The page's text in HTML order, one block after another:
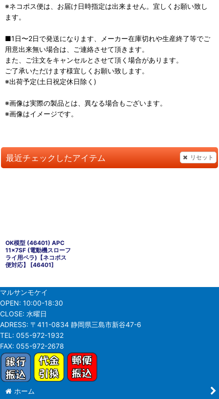
※ネコポス便は、お届け日時指定は出来ません。宜しくお願い致し
ます。
■1日〜2日で発送になります、メーカー在庫切れや生産終了等でご
用意出来無い場合は、ご連絡させて頂きます。
また、ご注文をキャンセルとさせて頂く場合があります。
ご了承いただけます様宜しくお願い致します。
※出荷予定(土日祝定休日除く)
※画像は実際の製品とは、異なる場合もございます。
※画像はイメージです。
最近チェックしたアイテム リセット
OK模型 (46401) APC
11x7SF (電動機スローフ
ライ用ペラ)【ネコポス
便対応】 [46401]
マルサンモケイ
OPEN: 10:00-18:30
CLOSE: 水曜日
ADRESS: 〒411-0834 静岡県三島市新谷47-6
TEL: 055-972-1932
FAX: 055-972-2678
ホーム